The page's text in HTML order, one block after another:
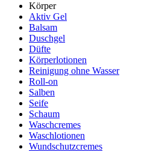
Körper
Aktiv Gel
Balsam
Duschgel
Düfte
Körperlotionen
Reinigung ohne Wasser
Roll-on
Salben
Seife
Schaum
Waschcremes
Waschlotionen
Wundschutzcremes